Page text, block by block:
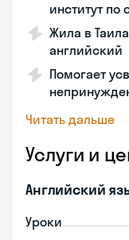
институт по
Жила в
английский
Помогает
Читать дальше
Услуги и
Английский
Уроки